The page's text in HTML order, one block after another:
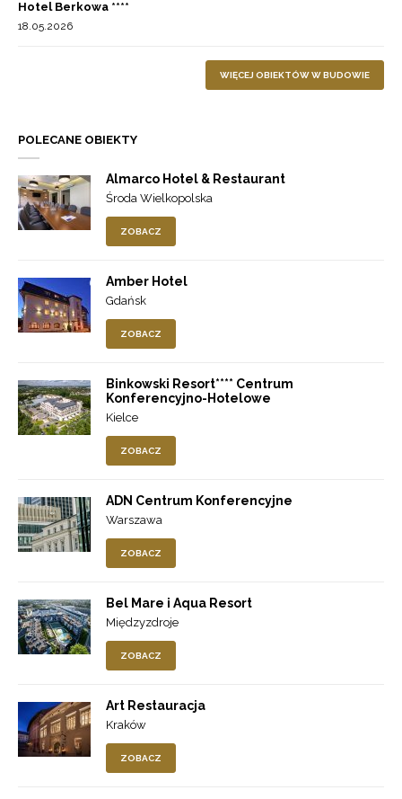
Hotel Berkowa ****
18.05.2026
WIĘCEJ OBIEKTÓW W BUDOWIE
POLECANE OBIEKTY
Almarco Hotel & Restaurant
Środa Wielkopolska
ZOBACZ
Amber Hotel
Gdańsk
ZOBACZ
Binkowski Resort**** Centrum
Konferencyjno-Hotelowe
Kielce
ZOBACZ
ADN Centrum Konferencyjne
Warszawa
ZOBACZ
Bel Mare i Aqua Resort
Międzyzdroje
ZOBACZ
Art Restauracja
Kraków
ZOBACZ